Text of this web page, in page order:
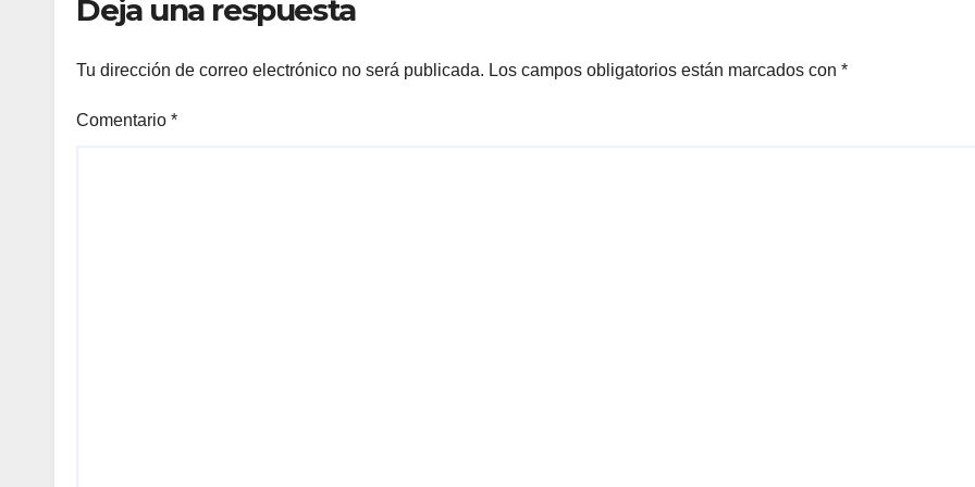
al juicio por jurados
Deja una respuesta
Tu dirección de correo electrónico no será publicada. Los campos obligatorios están marcados con *
Comentario *